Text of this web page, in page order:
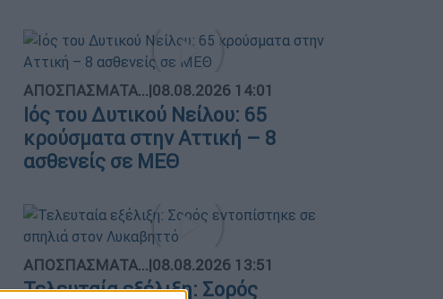
ΑΠΟΣΠΑΣΜΑΤΑ...|08.08.2026 14:01
Ιός του Δυτικού Νείλου: 65
κρούσματα στην Αττική – 8
ασθενείς σε ΜΕΘ
ΑΠΟΣΠΑΣΜΑΤΑ...|08.08.2026 13:51
Τελευταία εξέλιξη: Σορός